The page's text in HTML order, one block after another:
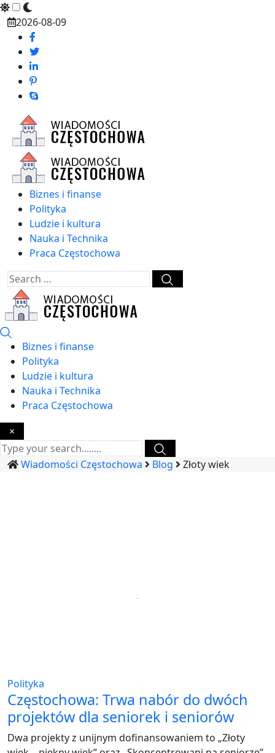
Skip
content
2026-08-09
Biznes i finanse
Polityka
Ludzie i kultura
Nauka i Technika
Praca Częstochowa
Biznes i finanse
Polityka
Ludzie i kultura
Nauka i Technika
Praca Częstochowa
×
Wiadomości Częstochowa Blog Złoty wiek
Polityka
Częstochowa: Trwa nabór do dwóch
projektów dla seniorek i seniorów
Dwa projekty z unijnym dofinansowaniem to „Złoty